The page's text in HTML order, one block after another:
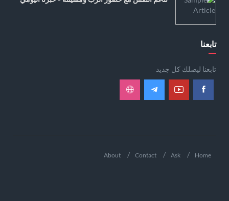
تابعنا
تابعنا ليصلك كل جديد
Home
Ask
Contact
About